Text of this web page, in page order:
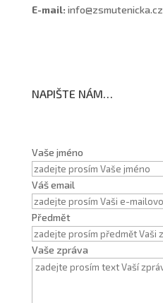
E-mail: info@zsmutenicka.cz
NAPIŠTE NÁM…
Vaše jméno
Váš email
Předmět
Vaše zpráva